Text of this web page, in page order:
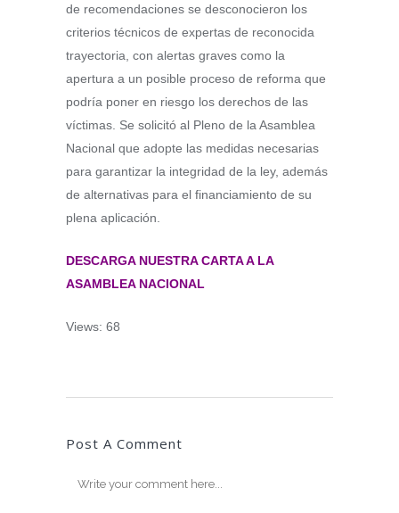
de recomendaciones se desconocieron los
criterios técnicos de expertas de reconocida
trayectoria, con alertas graves como la
apertura a un posible proceso de reforma que
podría poner en riesgo los derechos de las
víctimas. Se solicitó al Pleno de la Asamblea
Nacional que adopte las medidas necesarias
para garantizar la integridad de la ley, además
de alternativas para el financiamiento de su
plena aplicación.
DESCARGA NUESTRA CARTA A LA
ASAMBLEA NACIONAL
Views: 68
Post A Comment